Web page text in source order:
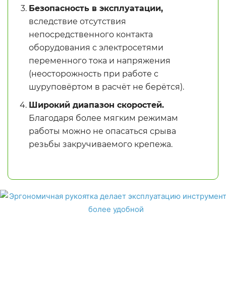
Безопасность в эксплуатации,
вследствие отсутствия
непосредственного контакта
оборудования с электросетями
переменного тока и напряжения
(неосторожность при работе с
шуруповёртом в расчёт не берётся).
Широкий диапазон скоростей.
Благодаря более мягким режимам
работы можно не опасаться срыва
резьбы закручиваемого крепежа.